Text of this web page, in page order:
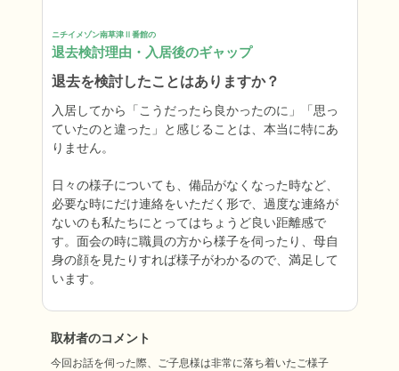
ニチイメゾン南草津Ⅱ番館の
退去検討理由・入居後のギャップ
退去を検討したことはありますか？
入居してから「こうだったら良かったのに」「思っ
ていたのと違った」と感じることは、本当に特にあ
りません。
日々の様子についても、備品がなくなった時など、
必要な時にだけ連絡をいただく形で、過度な連絡が
ないのも私たちにとってはちょうど良い距離感で
す。面会の時に職員の方から様子を伺ったり、母自
身の顔を見たりすれば様子がわかるので、満足して
取材者のコメント
今回お話を伺った際、ご子息様は非常に落ち着いたご様子